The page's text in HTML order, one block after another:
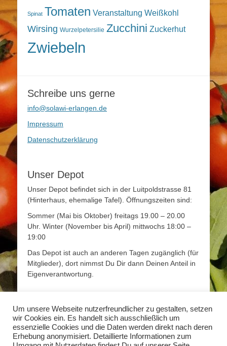
Spinat Tomaten Veranstaltung Weißkohl
Wirsing Wurzelpetersilie Zucchini Zuckerhut
Zwiebeln
Schreibe uns gerne
info@solawi-erlangen.de
Impressum
Datenschutzerklärung
Unser Depot
Unser Depot befindet sich in der Luitpoldstrasse 81
(Hinterhaus, ehemalige Tafel). Öffnungszeiten sind:
Sommer (Mai bis Oktober) freitags 19.00 – 20.00
Uhr. Winter (November bis April) mittwochs 18:00 –
19:00
Das Depot ist auch an anderen Tagen zugänglich (für
Mitglieder), dort nimmst Du Dir dann Deinen Anteil in
Eigenverantwortung.
Mehr Infos
Mehr Informationen zum Thema Solidarische
Landwirtschaft findet Ihr unterwww.solidarische-
Um unsere Webseite nutzerfreundlicher zu gestalten, setzen
wir Cookies ein. Es handelt sich ausschließlich um
essenzielle Cookies und die Daten werden direkt nach deren
Erhebung anonymisiert. Detaillierte Informationen zum